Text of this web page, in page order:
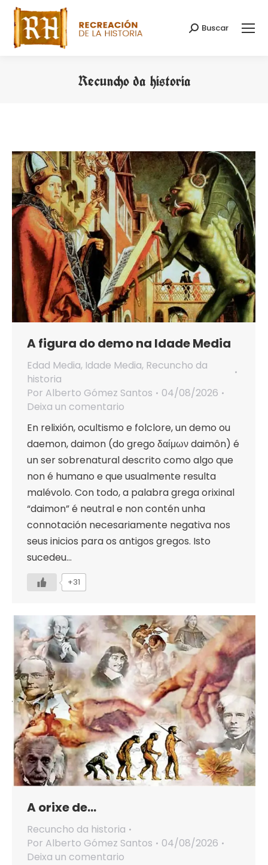
Search:
Buscar
Recuncho da historia
A figura do demo na Idade Media
Edad Media, Idade Media, Recuncho da
historia
Por Alberto Gómez Santos
04/08/2026
Deixa un comentario
En relixión, ocultismo e folclore, un demo ou
daemon, daimon (do grego δαίμων daimôn) é
un ser sobrenatural descrito como algo que
non é humano e que usualmente resulta
malévolo. Con todo, a palabra grega orixinal
“daimon” é neutral e non contén unha
connotación necesariamente negativa nos
seus inicios para os antigos gregos. Isto
sucedeu…
+31
A orixe de…
Recuncho da historia
Por Alberto Gómez Santos
04/08/2026
Deixa un comentario